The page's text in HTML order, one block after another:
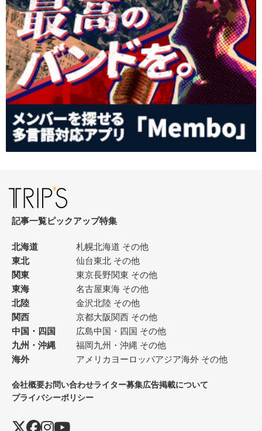
記事一覧ピックアップ特集
北海道 札幌北海道 その他
東北
仙台東北 その他
関東
東京長野関東 その他
東海
名古屋東海 その他
北陸
金沢北陸 その他
関西
京都大阪関西 その他
中国・四国
広島中国・四国 その他
九州・沖縄
福岡九州・沖縄 その他
海外
アメリカ ヨーロッパアジア海外 その他
会社概要お問い合わせライター募集広告掲載について
プライバシーポリシー